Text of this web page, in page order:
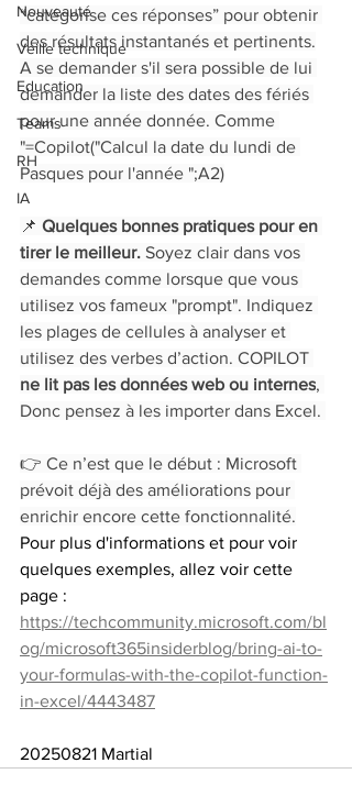
Nouveauté
Veille technique
Education
Teams
RH
IA
“catégorise ces réponses” pour obtenir
des résultats instantanés et pertinents.
A se demander s'il sera possible de lui
demander la liste des dates des fériés
pour une année donnée. Comme
"=Copilot("Calcul la date du lundi de
Pasques pour l'année ";A2)
📌 Quelques bonnes pratiques pour en
tirer le meilleur. Soyez clair dans vos
demandes comme lorsque que vous
utilisez vos fameux "prompt". Indiquez
les plages de cellules à analyser et
utilisez des verbes d’action. COPILOT
ne lit pas les données web ou internes,
Donc pensez à les importer dans Excel.
👉 Ce n’est que le début : Microsoft
prévoit déjà des améliorations pour
enrichir encore cette fonctionnalité.
Pour plus d'informations et pour voir
quelques exemples, allez voir cette
page :
https://techcommunity.microsoft.com/bl
og/microsoft365insiderblog/bring-ai-to-
your-formulas-with-the-copilot-function-
in-excel/4443487
20250821 Martial